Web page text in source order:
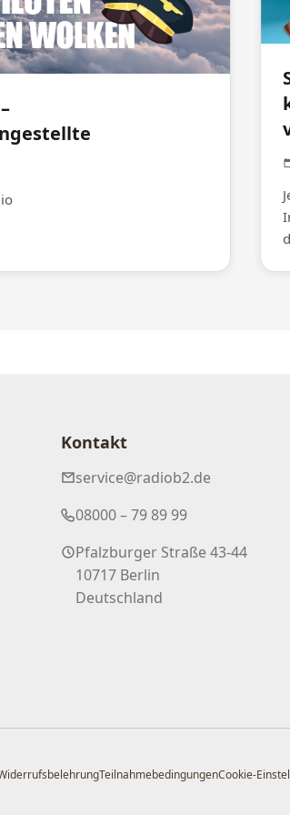
Kontakt
service@radiob2.de
08000 – 79 89 99
Pfalzburger Straße 43-44
10717 Berlin
Deutschland
TeilnahmebedingungenCookie-